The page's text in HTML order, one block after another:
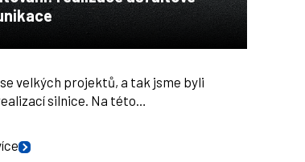
velkých projektů, a tak jsme byli
silnice. Na této…